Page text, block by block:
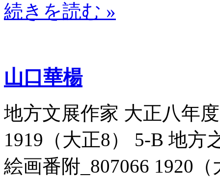
続きを読む »
山口華楊
地方文展作家 大正八年
1919（大正8） 5-B 地方
絵画番附_807066 1920